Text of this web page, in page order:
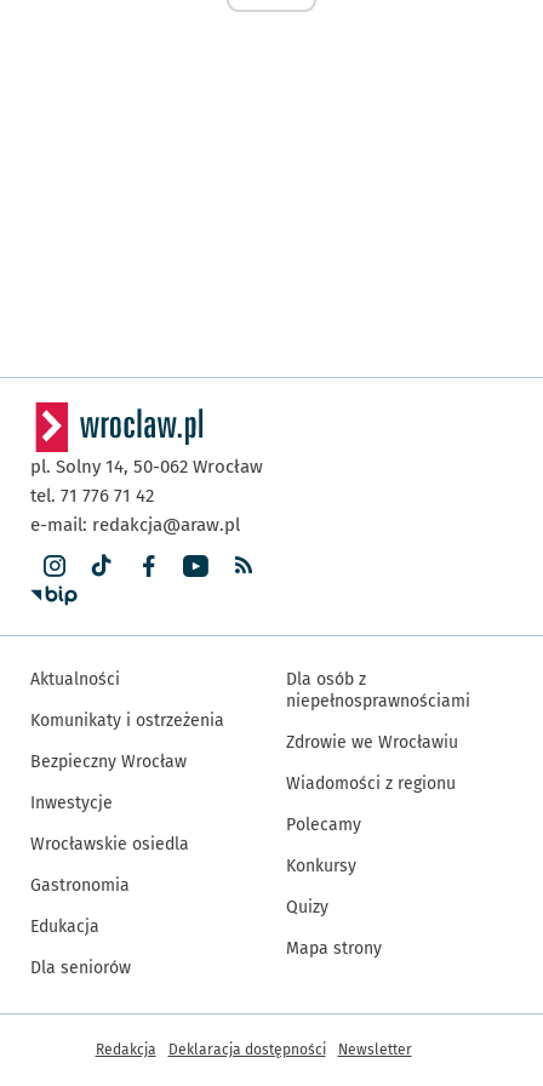
pl. Solny 14, 50-062 Wrocław
tel. 71 776 71 42
e-mail: redakcja@araw.pl
Aktualności
Komunikaty i ostrzeżenia
Bezpieczny Wrocław
Inwestycje
Wrocławskie osiedla
Gastronomia
Edukacja
Dla seniorów
Dla osób z
niepełnosprawnościami
Zdrowie we Wrocławiu
Wiadomości z regionu
Polecamy
Konkursy
Quizy
Mapa strony
Inne informacje
Redakcja Deklaracja dostępności Newsletter